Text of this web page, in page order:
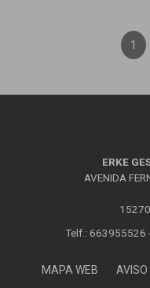
1
ERKE
AVENIDA
15270
Telf.: 663955526
MAPA WEB AVISO